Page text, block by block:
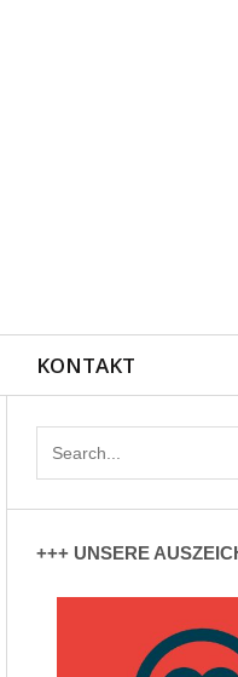
KONTAKT
+++ UNSERE